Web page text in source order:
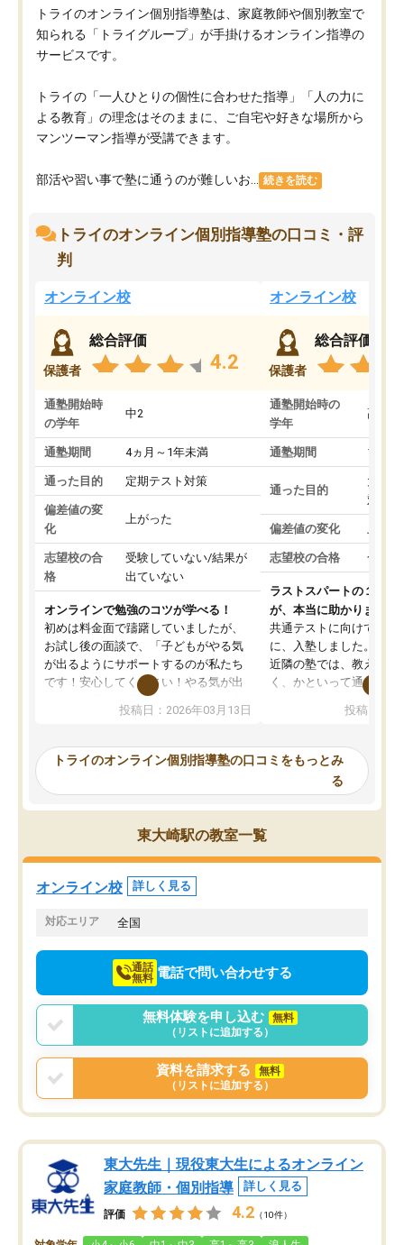
トライのオンライン個別指導塾は、家庭教師や個別教室で
知られる「トライグループ」が手掛けるオンライン指導の
サービスです。
トライの「一人ひとりの個性に合わせた指導」「人の力に
よる教育」の理念はそのままに、ご自宅や好きな場所から
マンツーマン指導が受講できます。
部活や習い事で塾に通うのが難しいお... 続きを読む
トライのオンライン個別指導塾の口コミ・評
判
オンライン校
保護者
総合評価
4.2
通塾開始時
の学年
中2
通塾期間 4ヵ月～1年未満
通った目的 定期テスト対策
偏差値の変
化
上がった
志望校の合
格
受験していない/結果が
出ていない
オンラインで勉強のコツが学べる！
初めは料金面で躊躇していましたが、
お試し後の面談で、「子どもがやる気
が出るようにサポートするのが私たち
です！安心してください！やる気が出
ないのは私たち講師の責任です」と言
ってくださり、確かに！と考えて、思
ったんですが、学生の先生から学ぶこ
み、徐々に成績が上がったらいいなと
思っていました。何が今足りないのか
を的確に指導いただき、子どももびっ
くりするほど楽しんでやる気を持って
塾を受けています。狙い通り、少しず
つ成績も上がり、苦手意識も無くなっ
てきたので、さらに苦手な数学も追加
でお願いしました。来年の高校受験に
投稿日：2026年03月13日
オンライン校
保護者
総合評価
通塾開始時の
学年
高3
通塾期間 1～3
通った目的
大学
対策
偏差値の変化 上が
志望校の合格 合格
ラストスパートの１か月
が、本当に助かりました
共通テストに向けての追
に、入塾しました。田舎
近隣の塾では、教えても
く、かといって通うには
可能なので本当に助か
らないところをピンポイ
頂いて、とてもわかり
していました。一生を
スト、多少お金がかかっ
投稿日：
トライのオンライン個別指導塾の口コミをもっとみ
る
東大崎駅の教室一覧
オンライン校 詳しく見る
対応エリア 全国
通話
無料 電話で問い合わせする
無料体験を申し込む
無料
（リストに追加する）
資料を請求する
無料
（リストに追加する）
東大先生｜現役東大生によるオンライン
家庭教師・個別指導
詳しく見る
評価 4.2 （10件）